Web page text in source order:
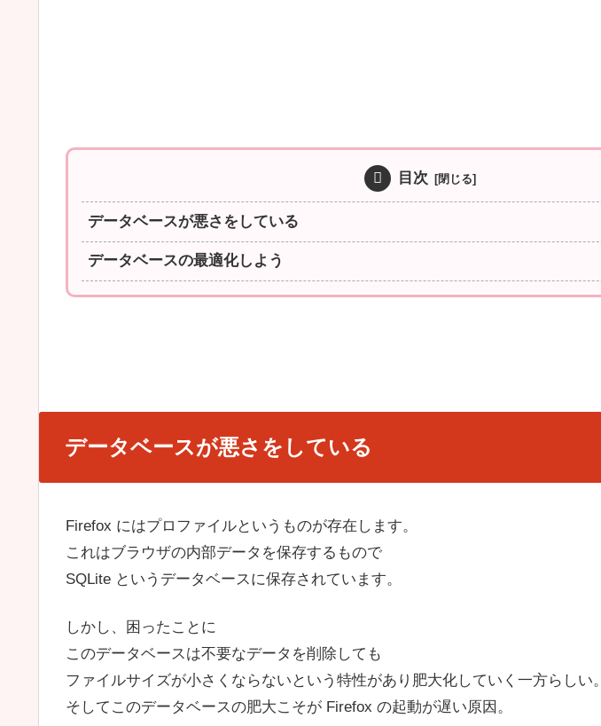
目次
データベースが悪さをしている
データベースの最適化しよう
データベースが悪さをしている
Firefox にはプロファイルというものが存在します。
これはブラウザの内部データを保存するもので
SQLite というデータベースに保存されています。
しかし、困ったことに
このデータベースは不要なデータを削除しても
ファイルサイズが小さくならないという特性があり肥大化していく一方らしい。
そしてこのデータベースの肥大こそが Firefox の起動が遅い原因。